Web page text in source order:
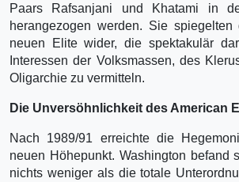
Paars Rafsanjani und Khatami in
herangezogen werden. Sie
neuen Elite wider, die spektakulär
Interessen der Volksmassen, des
Oligarchie zu vermitteln.
Die Unversöhnlichkeit des American
Nach 1989/91 erreichte die
neuen Höhepunkt. Washington befand
nichts weniger als die totale